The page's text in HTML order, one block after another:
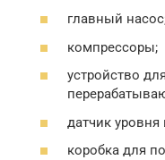
главный
компрессоры;
устройство
датчик
коробка для